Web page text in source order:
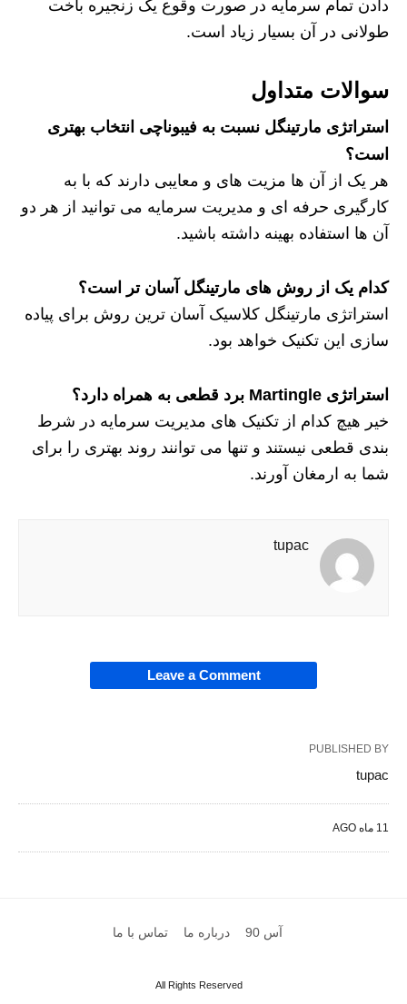
دادن تمام سرمایه در صورت وقوع یک زنجیره باخت
طولانی در آن بسیار زیاد است.
سوالات متداول
استراتژی مارتینگل نسبت به فیبوناچی انتخاب بهتری
است؟
هر یک از آن ها مزیت های و معایبی دارند که با به
کارگیری حرفه ای و مدیریت سرمایه می توانید از هر دو
آن ها استفاده بهینه داشته باشید.
کدام یک از روش های مارتینگل آسان تر است؟
استراتژی مارتینگل کلاسیک آسان ترین روش برای پیاده
سازی این تکنیک خواهد بود.
استراتژی Martingle برد قطعی به همراه دارد؟
خیر هیچ کدام از تکنیک های مدیریت سرمایه در شرط
بندی قطعی نیستند و تنها می توانند روند بهتری را برای
شما به ارمغان آورند.
tupac
Leave a Comment
PUBLISHED BY
tupac
11 ماه AGO
آس 90 درباره ما تماس با ما
All Rights Reserved